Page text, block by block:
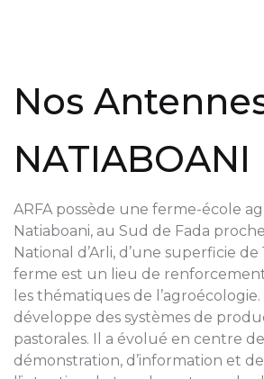
Nos
NATIABOANI
ARFA possède une ferme-école
Natiaboani, au Sud de Fada
National d’Arli, d’une superficie de
ferme est un lieu de
les thématiques de l’agroécologie.
développe des systèmes de
pastorales. Il a évolué en centre
démonstration, d’information et